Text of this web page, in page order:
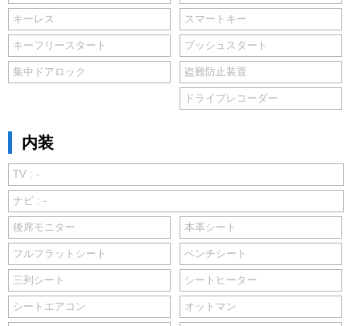
キーレス スマートキー
キーフリースタート プッシュスタート
集中ドアロック 盗難防止装置
ドライブレコーダー
内装
TV : -
ナビ : -
後席モニター 本革シート
フルフラットシート ベンチシート
三列シート シートヒーター
シートエアコン オットマン